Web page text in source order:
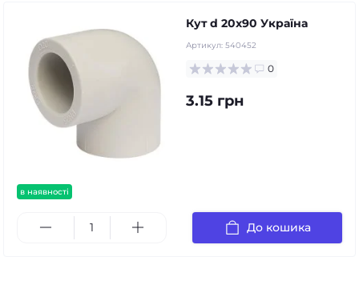
в наявності
Кут d 20х90 Україна
Артикул: 540452
0
3.15 грн
До кошика